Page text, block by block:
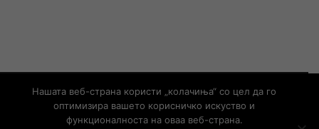
© Copyright 2019 – Developed byUNET
Информации од јавен карактер
Нашата веб-страна користи „колачиња“ со цел да го
оптимизира вашето корисничко искуство и
функционалноста на оваа веб-страна.